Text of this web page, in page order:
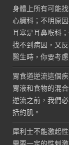
身體上所有可能
心臟科；不明原
耳塞是耳鼻喉科
找不到病因，又
醫生時，你要考
胃食道逆流這個
胃液和食物的混
逆流之前，我們
括約肌。
犀利士不能激起